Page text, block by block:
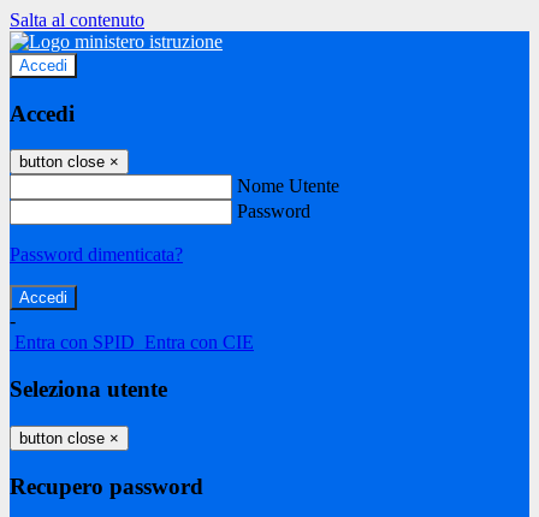
Salta al contenuto
Accedi
Accedi
button close ×
Nome Utente
Password
Password dimenticata?
-
Entra con SPID Entra con CIE
Seleziona utente
button close ×
Recupero password